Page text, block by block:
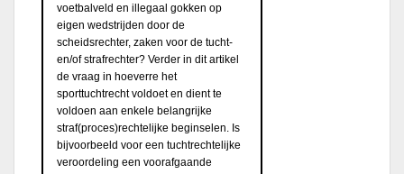
voetbalveld en illegaal gokken op
eigen wedstrijden door de
scheidsrechter, zaken voor de tucht-
en/of strafrechter? Verder in dit artikel
de vraag in hoeverre het
sporttuchtrecht voldoet en dient te
voldoen aan enkele belangrijke
straf(proces)rechtelijke beginselen. Is
bijvoorbeeld voor een tuchtrechtelijke
veroordeling een voorafgaande